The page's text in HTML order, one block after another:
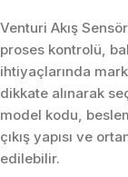
Venturi Akış
proses kontrolü,
ihtiyaçlarında
dikkate alınarak
model kodu,
çıkış yapısı ve
edilebilir.